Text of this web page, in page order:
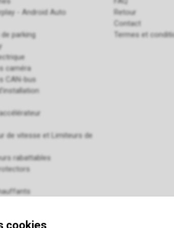
- Android Auto
de parking
caméra
CAN-bus
de vitesse et Limiteurs de
rabattables
Retour
Contact
Termes et
cookies